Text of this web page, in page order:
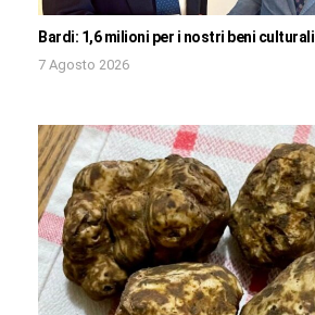
Bardi: 1,6 milioni per i nostri beni culturali
7 Agosto 2026